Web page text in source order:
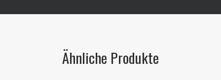
Ähnliche Produkte